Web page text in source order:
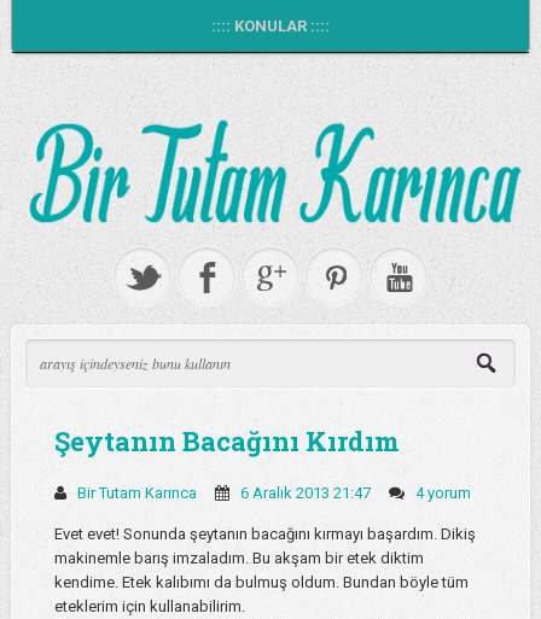
:::: KONULAR ::::
Şeytanın Bacağını Kırdım
Bir Tutam Karınca 6 Aralık 2013 21:47 4 yorum
Evet evet! Sonunda şeytanın bacağını kırmayı başardım. Dikiş
makinemle barış imzaladım. Bu akşam bir etek diktim
kendime. Etek kalıbımı da bulmuş oldum. Bundan böyle tüm
eteklerim için kullanabilirim.